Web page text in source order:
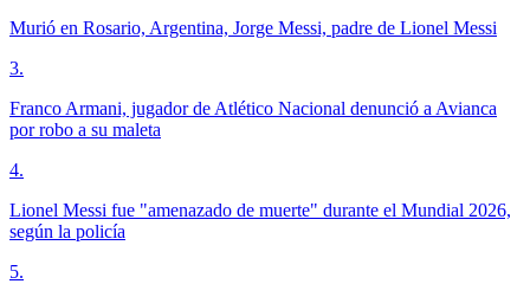
Murió en Rosario, Argentina, Jorge Messi, padre de Lionel Messi
3.
Franco Armani, jugador de Atlético Nacional denunció a Avianca
por robo a su maleta
4.
Lionel Messi fue "amenazado de muerte" durante el Mundial 2026,
según la policía
5.